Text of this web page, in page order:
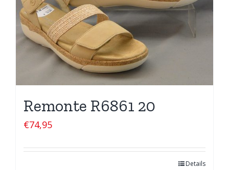
Remonte R6861 20
€74,95
Details